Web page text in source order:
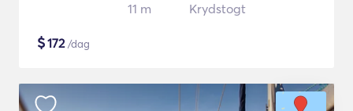
11 m
Krydstogt
$172/dag